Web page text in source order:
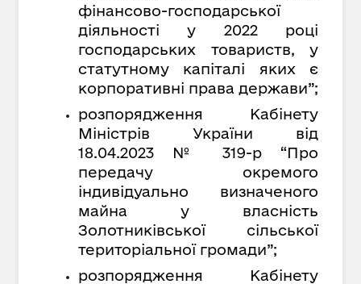
фінансово-господарської
діяльності у 2022 році
господарських товариств, у
статутному капіталі яких є
корпоративні права держави”;
розпорядження Кабінету
Міністрів України від
18.04.2023 № 319-р “Про
передачу окремого
індивідуально визначеного
майна у власність
Золотниківської сільської
територіальної громади”;
розпорядження Кабінету